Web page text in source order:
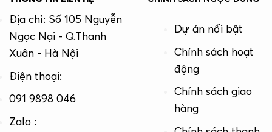
Địa chỉ: Số 105 Nguyễn
Ngọc Nại - Q.Thanh
Xuân - Hà Nội
Điện thoại:
091 9898 046
Zalo :
Dự án nổi bật
Chính sách hoạt
động
Chính sách giao
hàng